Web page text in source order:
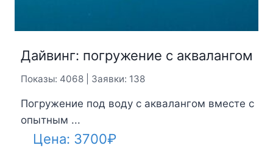
Дайвинг: погружение с аквалангом
Показы: 4068 | Заявки: 138
Погружение под воду с аквалангом вместе с
опытным ...
Цена: 3700₽